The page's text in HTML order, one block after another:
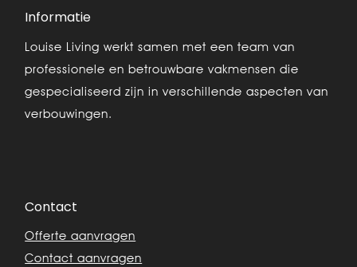
Informatie
Louise Living werkt samen met een team van
professionele en betrouwbare vakmensen die
gespecialiseerd zijn in verschillende aspecten van
verbouwingen.
Contact
Offerte aanvragen
Contact aanvragen